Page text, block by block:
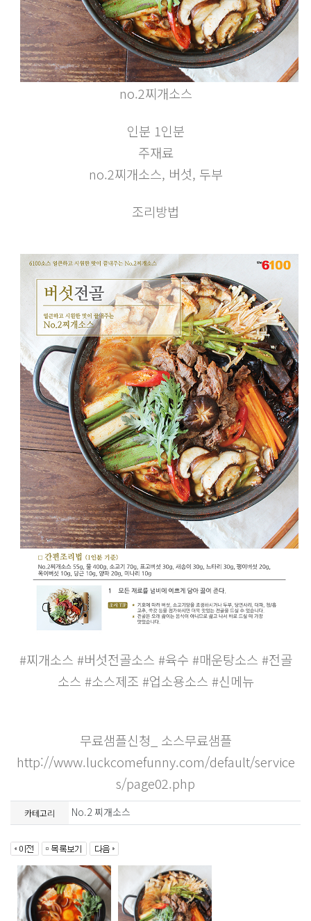
no.2찌개소스
인분 1인분
주재료
no.2찌개소스, 버섯, 두부
조리방법
#찌개소스 #버섯전골소스 #육수 #매운탕소스 #전골
소스 #소스제조 #업소용소스 #신메뉴
무료샘플신청_ 소스무료샘플
http://www.luckcomefunny.com/default/service
s/page02.php
카테고리 No.2 찌개소스